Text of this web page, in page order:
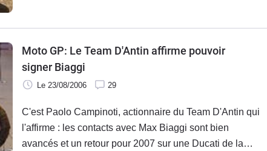
Moto GP: Le Team D'Antin affirme pouvoir
signer Biaggi
Le 23/08/2006 29
C'est Paolo Campinoti, actionnaire du Team D'Antin qui
l'affirme : les contacts avec Max Biaggi sont bien
avancés et un retour pour 2007 sur une Ducati de la